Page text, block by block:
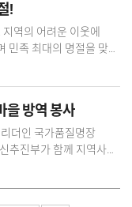
통해 현물 지정기탁
모아 각종 사회공헌
습니다.
장, 장영희 총동창회장을
회원 등 80여 명이
나눔’ 행사를
층 가구와 사택 경로당
회원들이 힘을 모아 담근
운 이웃들이 추운 겨울을
!
역의 어려운 이웃에
민족 최대의 명절을 맞아
노력하였습니다. -
위해
을 출연하고, 이
(영암.목포,무안,신안,
59개 지역아동센터
을 방역 봉사
더인 국가품질명장
추진부가 함께 지역사회
인근 마을에 방역